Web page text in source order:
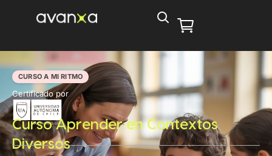
CURSO A MI RITMO
Certificado por
Curso Aprender en Contextos
Diversos